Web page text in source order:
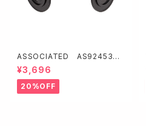
ASSOCIATED AS92453
HD ボールデフ用アウトドライブ
【B7】
¥3,696
20%OFF